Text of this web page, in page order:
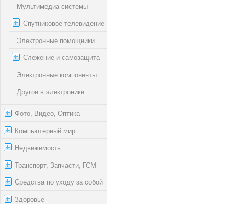
Мультимедиа системы
Спутниковое телевидение
Электронные помощники
Слежение и самозащита
Электронные компоненты
Другое в электронике
Фото, Видео, Оптика
Компьютерный мир
Недвижимость
Транспорт, Запчасти, ГСМ
Средства по уходу за собой
Здоровье